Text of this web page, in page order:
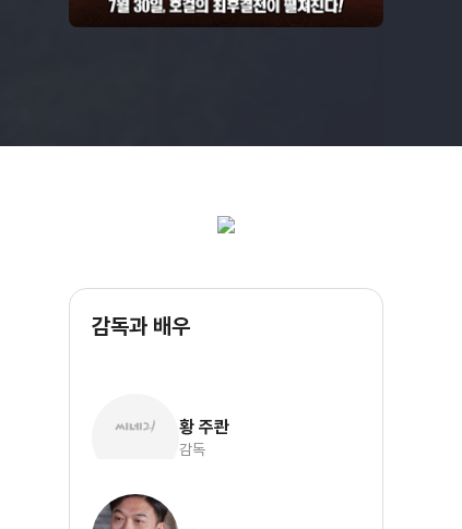
감독과 배우
황 주콴
감독